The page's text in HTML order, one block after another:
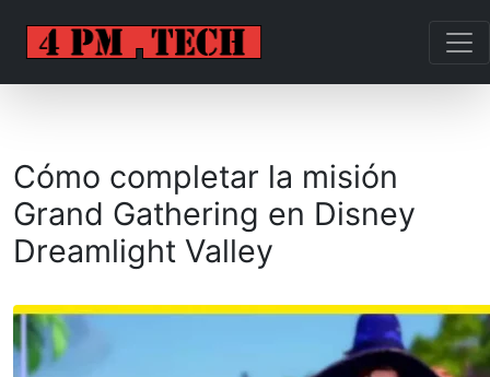
Cómo completar la misión
Grand Gathering en Disney
Dreamlight Valley